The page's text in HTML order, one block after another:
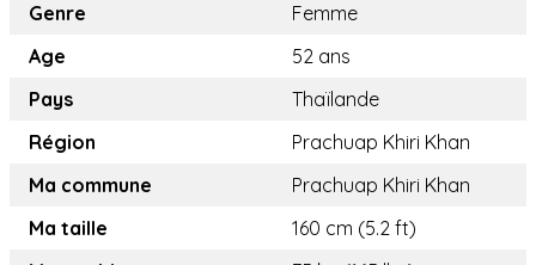
Genre
Femme
Age
52 ans
Pays
Thaïlande
Région
Prachuap Khiri Khan
Ma commune
Prachuap Khiri Khan
Ma taille
160 cm (5.2 ft)